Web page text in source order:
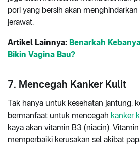
pori yang bersih akan
jerawat.
Artikel Lainnya: Benarkah
Bikin Vagina Bau?
7. Mencegah Kanker Kulit
Tak hanya untuk kesehatan jantung,
bermanfaat untuk mencegah kanker
kaya akan vitamin B3 (niacin).
memperbaiki kerusakan sel akibat